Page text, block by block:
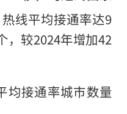
线平均接通率达9
，较2024年增加42
均接通率城市数量